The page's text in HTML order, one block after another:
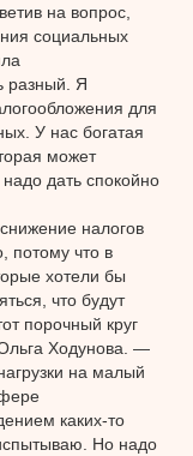
на вопрос,
социальных
разный. Я
для
У нас богатая
может
надо дать спокойно
налогов
потому что в
хотели бы
что будут
порочный круг
Ходунова. —
на малый
каких-то
Но надо